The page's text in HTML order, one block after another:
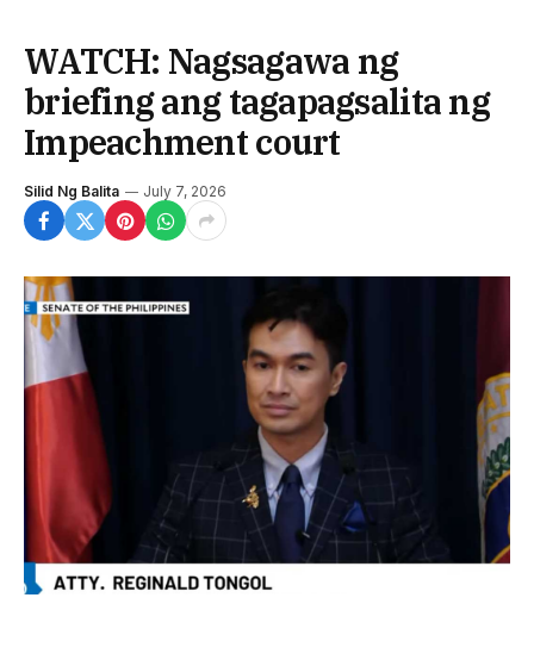
WATCH: Nagsagawa ng
briefing ang tagapagsalita ng
Impeachment court
Silid Ng Balita July 7, 2026